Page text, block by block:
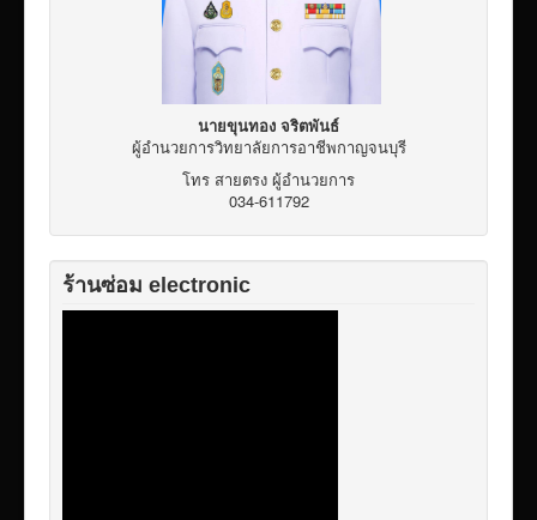
นายขุนทอง จริตพันธ์
ผู้อำนวยการวิทยาลัยการอาชีพกาญจนบุรี
โทร สายตรง ผู้อำนวยการ
034-611792
ร้านซ่อม electronic